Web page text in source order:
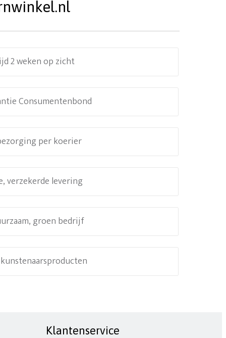
2 weken op zicht
Consumentenbond
per koerier
verzekerde levering
groen bedrijf
Klantenservice